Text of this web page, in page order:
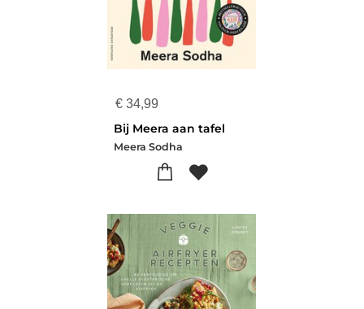
€ 34,99
Bij Meera aan tafel
Meera Sodha